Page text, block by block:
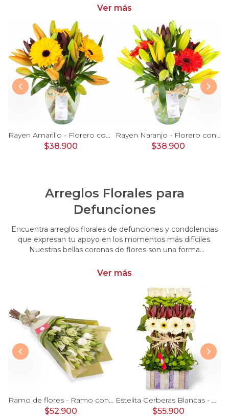
para cumpleaños
Ver más
Rayen Amarillo - Florero con gerberas amarillo y liliums naranjo
$38.900
Rayen Naranjo - Florero con gerberas naranjo y liliums amarillo
$38.900
Arreglos Florales para
Defunciones
Encuentra arreglos florales de defunciones y condolencias
que expresan tu apoyo en los momentos más difíciles.
Nuestras bellas coronas de flores son una forma
momentos de pérdida.
Ver más
Ramo de flores - Ramo con liliums blancos y rosas ecuatorianas blancas
$52.900
Estelita Gerberas Blancas - Arreglo floral con rosas blancas, maules verdes, leucadendros y gerberas blancas
$55.900